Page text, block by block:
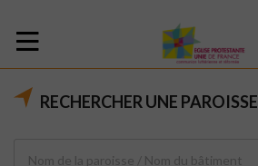
RECHERCHER UNE PAROISSE